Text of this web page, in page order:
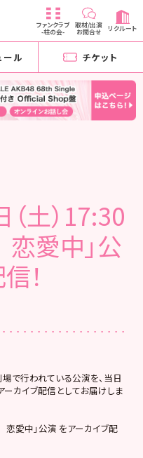
ファンクラブ
-柱の会-
取材/出演
お問合せ リクルート
ール チケット
土）17:30
愛中」公
！
場で行われている公演を、当日
カイブ配信としてお届けしま
恋愛中」公演 をアーカイブ配